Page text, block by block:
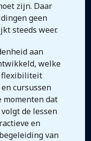
zijn. Daar
geen
steeds weer.
aan
welke
flexibiliteit
cursussen
momenten dat
de lessen
en
van